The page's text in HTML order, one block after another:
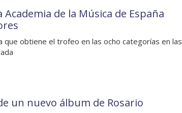
Academia de la Música de España
que obtiene el trofeo en las ocho categorías en las
un nuevo álbum de Rosario